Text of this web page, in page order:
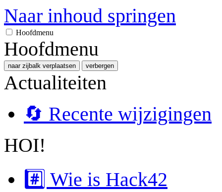
Naar inhoud springen
Hoofdmenu
Hoofdmenu
naar zijbalk verplaatsen verbergen
Actualiteiten
🔄 Recente wijzigingen
HOI!
#️⃣ Wie is Hack42